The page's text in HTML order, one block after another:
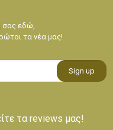
σας εδώ,
τα νέα μας!
τα reviews μας!